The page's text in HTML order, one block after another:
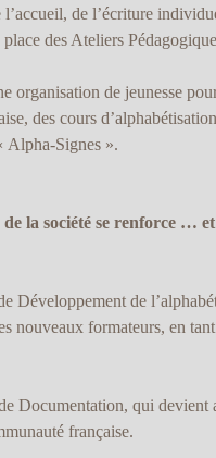
de l’écriture
des Ateliers
organisation de jeunesse
des cours
Alpha-Signes ».
la société se renforce …
Développement de
nouveaux formateurs, en
Documentation, qui devient
française.